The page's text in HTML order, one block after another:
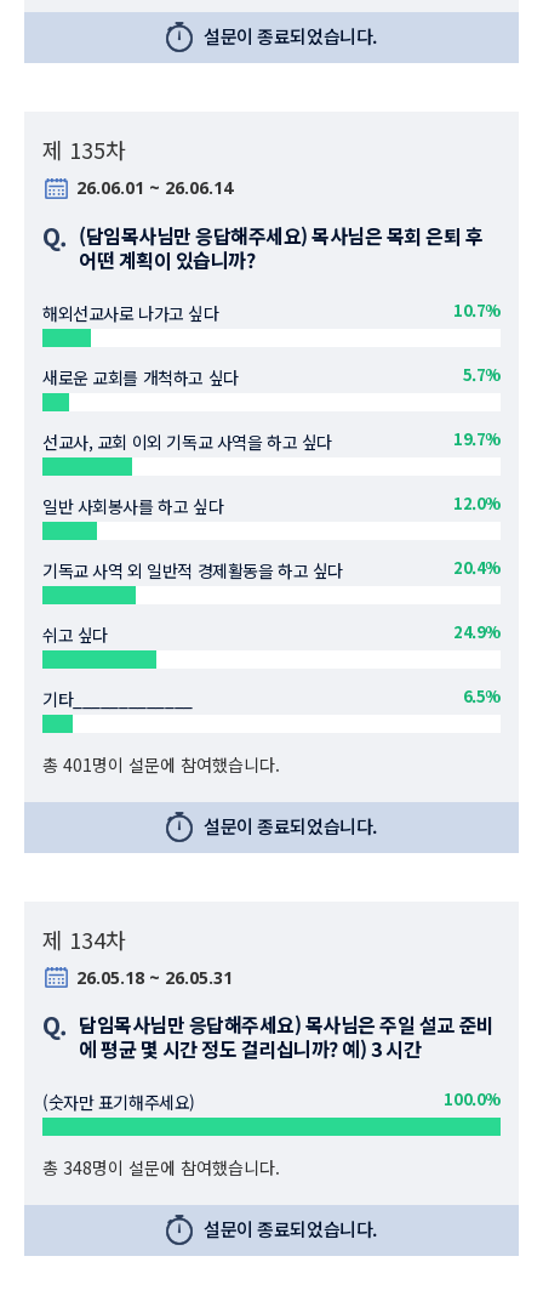
설문이 종료되었습니다.
제 135차
26.06.01 ~ 26.06.14
Q. (담임목사님만 응답해주세요) 목사님은 목회 은퇴 후
어떤 계획이 있습니까?
해외선교사로 나가고 싶다 10.7%
새로운 교회를 개척하고 싶다 5.7%
선교사, 교회 이외 기독교 사역을 하고 싶다 19.7%
일반 사회봉사를 하고 싶다 12.0%
기독교 사역 외 일반적 경제활동을 하고 싶다 20.4%
쉬고 싶다 24.9%
기타_____________ 6.5%
총 401명이 설문에 참여했습니다.
설문이 종료되었습니다.
제 134차
26.05.18 ~ 26.05.31
Q. 담임목사님만 응답해주세요) 목사님은 주일 설교 준비
에 평균 몇 시간 정도 걸리십니까? 예) 3 시간
(숫자만 표기해주세요) 100.0%
총 348명이 설문에 참여했습니다.
설문이 종료되었습니다.